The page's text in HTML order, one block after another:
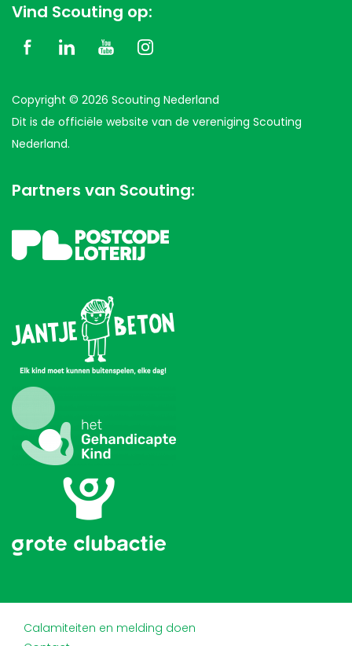
Vind Scouting op:
Copyright © 2026 Scouting Nederland
Dit is de officiële website van de vereniging Scouting
Nederland.
Partners van Scouting:
Calamiteiten en melding doen